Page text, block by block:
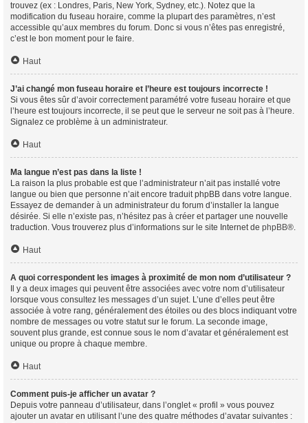
trouvez (ex : Londres, Paris, New York, Sydney, etc.). Notez que la
modification du fuseau horaire, comme la plupart des paramètres, n’est
accessible qu’aux membres du forum. Donc si vous n’êtes pas enregistré,
c’est le bon moment pour le faire.
Haut
J’ai changé mon fuseau horaire et l’heure est toujours incorrecte !
Si vous êtes sûr d’avoir correctement paramétré votre fuseau horaire et que
l’heure est toujours incorrecte, il se peut que le serveur ne soit pas à l’heure.
Signalez ce problème à un administrateur.
Haut
Ma langue n’est pas dans la liste !
La raison la plus probable est que l’administrateur n’ait pas installé votre
langue ou bien que personne n’ait encore traduit phpBB dans votre langue.
Essayez de demander à un administrateur du forum d’installer la langue
désirée. Si elle n’existe pas, n’hésitez pas à créer et partager une nouvelle
traduction. Vous trouverez plus d’informations sur le site Internet de phpBB®.
Haut
A quoi correspondent les images à proximité de mon nom d’utilisateur ?
Il y a deux images qui peuvent être associées avec votre nom d’utilisateur
lorsque vous consultez les messages d’un sujet. L’une d’elles peut être
associée à votre rang, généralement des étoiles ou des blocs indiquant votre
nombre de messages ou votre statut sur le forum. La seconde image,
souvent plus grande, est connue sous le nom d’avatar et généralement est
unique ou propre à chaque membre.
Haut
Comment puis-je afficher un avatar ?
Depuis votre panneau d’utilisateur, dans l’onglet « profil » vous pouvez
ajouter un avatar en utilisant l’une des quatre méthodes d’avatar suivantes :